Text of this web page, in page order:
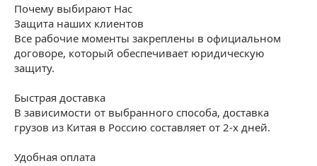
Почему выбирают Нас
Защита наших клиентов
Все рабочие моменты закреплены в официальном
договоре, который обеспечивает юридическую
защиту.
Быстрая доставка
В зависимости от выбранного способа, доставка
грузов из Китая в Россию составляет от 2-х дней.
Удобная оплата